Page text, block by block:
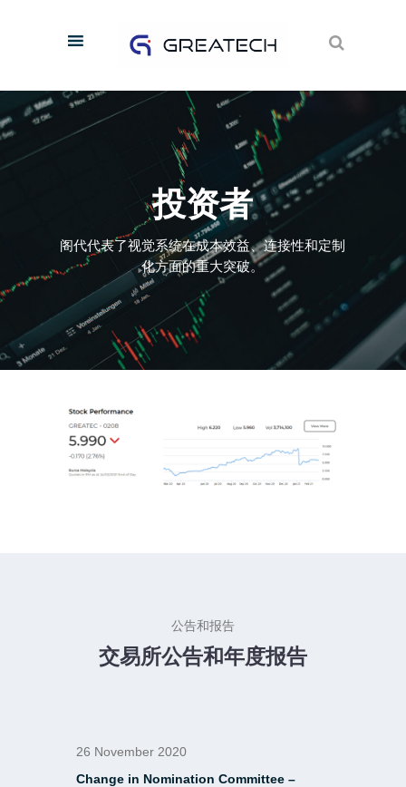
投资者
阁代代表了视觉系统在成本效益、连接性和定制
化方面的重大突破。
公告和报告
交易所公告和年度报告
26 November 2020
Change in Nomination Committee –